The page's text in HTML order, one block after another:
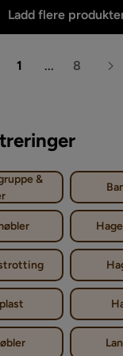
Ladd flere
1 ... 8
&